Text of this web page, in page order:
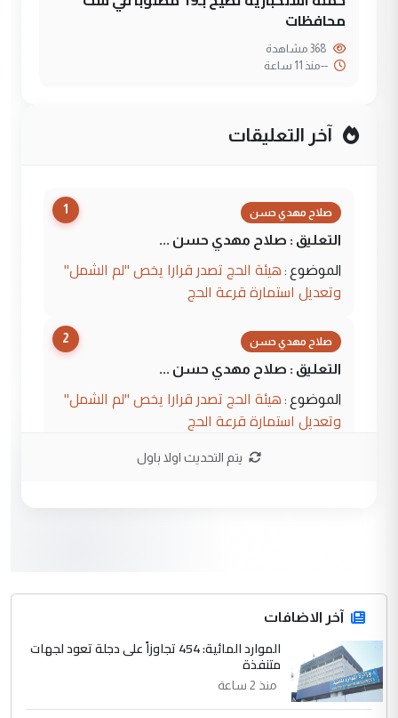
محافظات
--منذ 11 ساعة
آخر التعليقات
1 صلاح مهدي حسن
التعليق : صلاح مهدي حسن ...
الموضوع : هيئة الحج تصدر قرارا يخص "لم الشمل"
وتعديل استمارة قرعة الحج
2 صلاح مهدي حسن
التعليق : صلاح مهدي حسن ...
الموضوع : هيئة الحج تصدر قرارا يخص "لم الشمل"
وتعديل استمارة قرعة الحج
المشترك لا تستهدف أية دولة ومفتوحة لانضمام
الدول الشقيقة
4 يوسف غزوان عصمت
التعليق : بكالوريوس فيزياء طبية متزوج و
زوجتي أيضا بكالوريوس سكني بغداد أرغب في
يتم التحديث اولا باول
آخر الاضافات
الموارد المائية: 454 تجاوزاً على دجلة تعود لجهات
متنفذة
منذ 2 ساعة